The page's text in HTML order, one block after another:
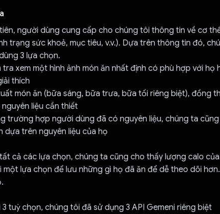
người dùng cung cấp cho chúng tôi thông tin về cơ
trạng sức khoẻ, mục tiêu, v.v.). Dựa trên thông tin đó,
3 lựa chọn.
tra xem một hình ảnh món ăn nhất định có phù hợp với họ
thích
món ăn (bữa sáng, bữa trưa, bữa tối riêng biệt), đồng
liệu cần thiết
trường hợp người dùng đã có nguyên liệu, chúng ta
dựa trên nguyên liệu của họ
cả các lựa chọn, chúng ta cũng cho thấy lượng calo
một lựa chọn để lưu những gì họ đã ăn để dễ theo dõi
tuỳ chọn, chúng tôi đã sử dụng 3 API Gemeni riêng biệt